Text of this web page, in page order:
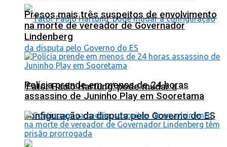
‘Fator Paulo Hartung’ pode mudar a
configuração da disputa pelo Governo do ES
Presos mais três suspeitos de envolvimento
na morte de vereador de Governador
Lindenberg
Polícia prende em menos de 24 horas
assassino de Juninho Play em Sooretama